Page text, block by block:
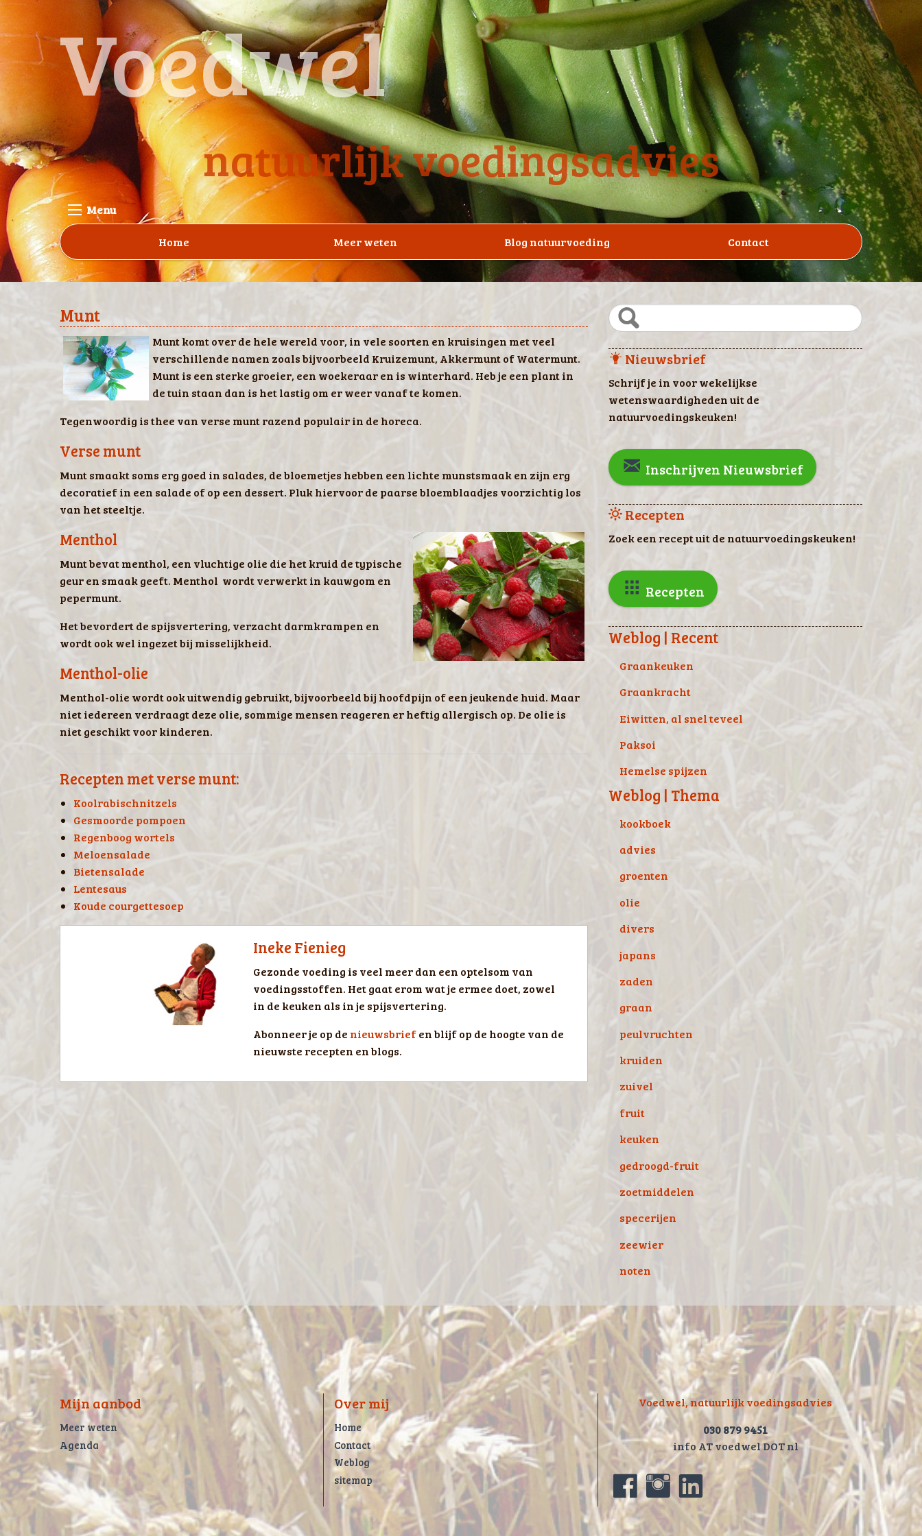
Voedwel
natuurlijk voedingsadvies
Menu
Home Meer weten Blog natuurvoeding Contact
Munt
​Munt komt over de hele wereld voor, in vele soorten en kruisingen met veel
verschillende namen zoals bijvoorbeeld Kruizemunt, Akkermunt of Watermunt.
Munt is een sterke groeier, een woekeraar en is winterhard. Heb je een plant in
de tuin staan dan is het lastig om er weer vanaf te komen.
Tegenwoordig is thee van verse munt razend populair in de horeca.
Verse munt
Munt smaakt soms erg goed in salades, de bloemetjes hebben een lichte munstsmaak en zijn erg
decoratief in een salade of op een dessert. Pluk hiervoor de paarse bloemblaadjes voorzichtig los
van het steeltje.
Menthol
Munt bevat menthol, een vluchtige olie die het kruid de typische
geur en smaak geeft. Menthol wordt verwerkt in kauwgom en
pepermunt.
Het bevordert de spijsvertering, verzacht darmkrampen en
wordt ook wel ingezet bij misselijkheid.
Menthol-olie
Menthol-olie wordt ook uitwendig gebruikt, bijvoorbeeld bij hoofdpijn of een jeukende huid. Maar
niet iedereen verdraagt deze olie, sommige mensen reageren er heftig allergisch op. De olie is
niet geschikt voor kinderen.
Recepten met verse munt:
Koolrabischnitzels
Gesmoorde pompoen
Regenboog wortels
Meloensalade
Bietensalade
Lentesaus
Koude courgettesoep
Ineke Fienieg
Gezonde voeding is veel meer dan een optelsom van
voedingsstoffen. Het gaat erom wat je ermee doet, zowel
in de keuken als in je spijsvertering.
Abonneer je op de nieuwsbriefen blijf op de hoogte van de
nieuwste recepten en blogs.
Nieuwsbrief
Schrijf je in voor wekelijkse
wetenswaardigheden uit de
natuurvoedingskeuken!
Inschrijven Nieuwsbrief
Recepten
Zoek een recept uit de natuurvoedingskeuken!
Recepten
Weblog | Recent
Graankeuken
Graankracht
Eiwitten, al snel teveel
Paksoi
Hemelse spijzen
Weblog | Thema
kookboek
advies
groenten
olie
divers
japans
zaden
graan
peulvruchten
kruiden
zuivel
fruit
keuken
gedroogd-fruit
zoetmiddelen
specerijen
zeewier
noten
Mijn aanbod
Meer weten
Agenda
Over mij
Home
Contact
Weblog
sitemap
Voedwel, natuurlijk voedingsadvies
030 879 9451
info AT voedwel DOT nl